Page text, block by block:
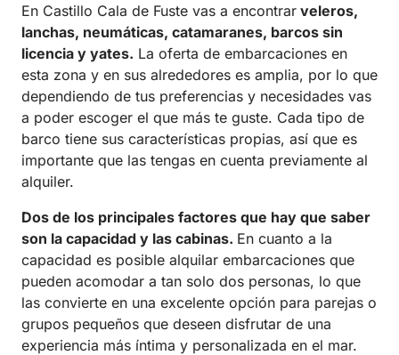
En Castillo Cala de Fuste vas a encontrar veleros,
lanchas, neumáticas, catamaranes, barcos sin
licencia y yates. La oferta de embarcaciones en
esta zona y en sus alrededores es amplia, por lo que
dependiendo de tus preferencias y necesidades vas
a poder escoger el que más te guste. Cada tipo de
barco tiene sus características propias, así que es
importante que las tengas en cuenta previamente al
alquiler.
Dos de los principales factores que hay que saber
son la capacidad y las cabinas. En cuanto a la
capacidad es posible alquilar embarcaciones que
pueden acomodar a tan solo dos personas, lo que
las convierte en una excelente opción para parejas o
grupos pequeños que deseen disfrutar de una
experiencia más íntima y personalizada en el mar.